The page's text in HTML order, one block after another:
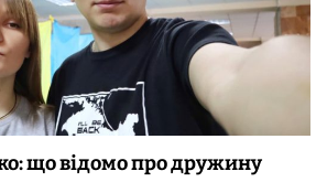
що відомо про дружину